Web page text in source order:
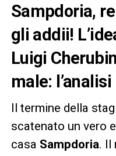
Sampdoria,
gli addii!
Luigi
male: l’analisi
Il termine della
scatenato un vero
casa Sampdoria. Il